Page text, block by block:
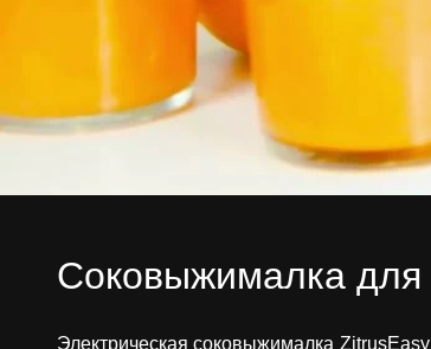
Соковыжималка для
Электрическая соковыжималка